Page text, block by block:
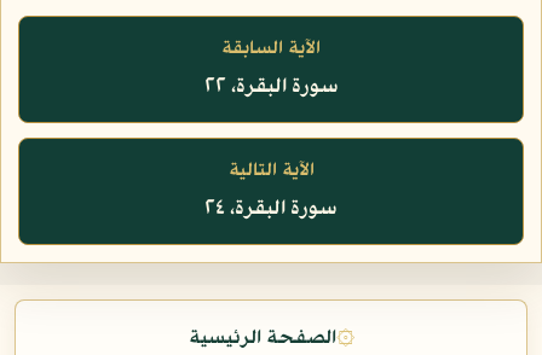
الآية السابقة
سورة البقرة، ٢٢
الآية التالية
سورة البقرة، ٢٤
۞الصفحة الرئيسية